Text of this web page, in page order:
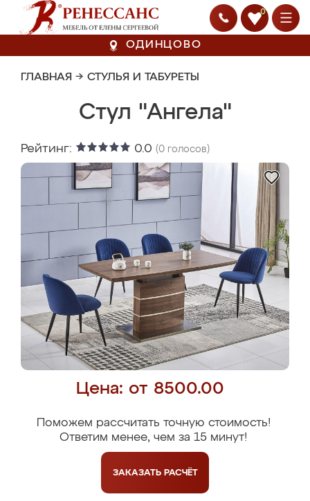
0
ОДИНЦОВО
ГЛАВНАЯ → СТУЛЬЯ И ТАБУРЕТЫ
Стул "Ангела"
Рейтинг: 0.0 (0 голосов)
Цена: от 8500.00
Поможем рассчитать точную стоимость!
Ответим менее, чем за 15 минут!
ЗАКАЗАТЬ РАСЧЁТ